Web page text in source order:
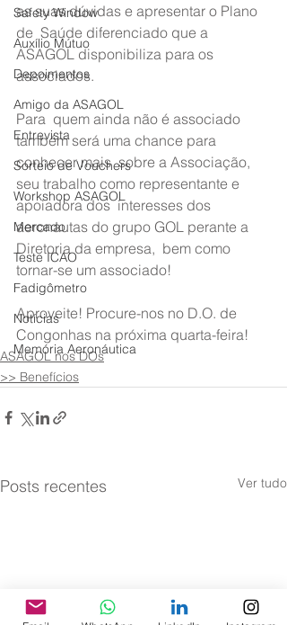
Safety Window
Auxílio Mútuo
Depoimentos
Amigo da ASAGOL
Entrevista
Sorteio de Vouchers
Workshop ASAGOL
Mercado
Teste ICAO
Fadigômetro
Notícias
Memória Aeronáutica
as suas dúvidas e apresentar o Plano
de  Saúde diferenciado que a
ASAGOL disponibiliza para os
associados.
Para  quem ainda não é associado
também será uma chance para
conhecer mais  sobre a Associação,
seu trabalho como representante e
apoiadora dos  interesses dos
aeronautas do grupo GOL perante a
Diretoria da empresa,  bem como
tornar-se um associado!
Aproveite! Procure-nos no D.O. de
Congonhas na próxima quarta-feira!
ASAGOL nos DOs
>> Benefícios
Posts recentes Ver tudo